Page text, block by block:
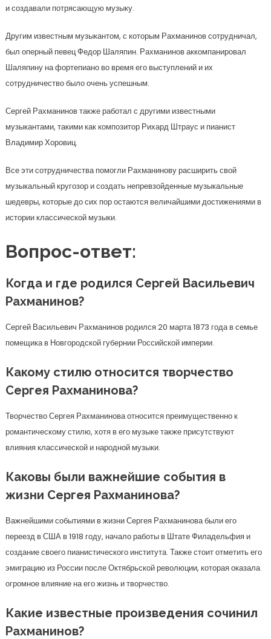
и создавали потрясающую музыку.
Другим известным музыкантом, с которым Рахманинов сотрудничал,
был оперный певец Федор Шаляпин. Рахманинов аккомпанировал
Шаляпину на фортепиано во время его выступлений и их
сотрудничество было очень успешным.
Сергей Рахманинов также работал с другими известными
музыкантами, такими как композитор Рихард Штраус и пианист
Владимир Хоровиц.
Все эти сотрудничества помогли Рахманинову расширить свой
музыкальный кругозор и создать непревзойденные музыкальные
шедевры, которые до сих пор остаются величайшими достижениями в
истории классической музыки.
Вопрос-ответ:
Когда и где родился Сергей Васильевич
Рахманинов?
Сергей Васильевич Рахманинов родился 20 марта 1873 года в семье
помещика в Новгородской губернии Российской империи.
Какому стилю относится творчество
Сергея Рахманинова?
Творчество Сергея Рахманинова относится преимущественно к
романтическому стилю, хотя в его музыке также присутствуют
влияния классической и народной музыки.
Каковы были важнейшие события в
жизни Сергея Рахманинова?
Важнейшими событиями в жизни Сергея Рахманинова были его
переезд в США в 1918 году, начало работы в Штате Филадельфия и
создание своего пианистического института. Также стоит отметить его
эмиграцию из России после Октябрьской революции, которая оказала
огромное влияние на его жизнь и творчество.
Какие известные произведения сочинил
Рахманинов?